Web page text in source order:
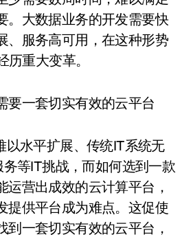
。大数据业务的开发需要快
、服务高可用，在这种形势
历重大变革。
要一套切实有效的云平台
以水平扩展、传统IT系统无
等IT挑战，而如何选到一款
运营出成效的云计算平台，
提供平台成为难点。这促使
到一套切实有效的云平台，